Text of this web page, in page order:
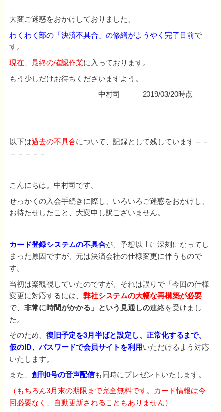
大変ご迷惑をおかけしておりました、
わくわく部の「決済不具合」の修繕がようやく完了目前で
す。
現在、最終の確認作業に入っております。
もう少しだけお待ちくださいますよう。
中村司 2019/03/20時点
以下は過去の不具合について、記録として残しています－－
－－－－－
こんにちは。中村司です。
せっかくの入会手続きに際し、いろいろご迷惑をおかけし、
お待たせしたこと、大変申し訳ございません。
カード登録システムの不具合が、予想以上に深刻になってし
まった原因ですが、元は決済会社の仕様変更に伴うもので
す。
当初は楽観視していたのですが、それは誤りで「今回の仕様
変更に対応するには、 弊社システムの大幅な再構築が必要
で、 非常に時間がかかる」という見通しの連絡を受けまし
た。
そのため、 復旧予定を3月半ばと設定し、正常化するまで、
仮のID、パスワードで会員サイトを利用いただけるよう対応
いたします。
また、 創刊0号の音声配信も同時にプレゼントいたします。
（もちろん3月末の期限まで完全無料です。カード情報は今
回必要なく、自動更新されることもありません）